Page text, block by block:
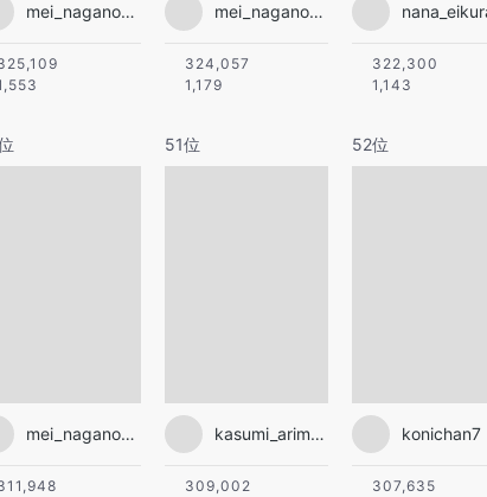
mei_nagano0924official mei_nagano0924official
324,057
1,179
322,300
1,143
mei_nagano0924official
51位
kasumi_arimura.official
309,002
52位
konichan7
307,635